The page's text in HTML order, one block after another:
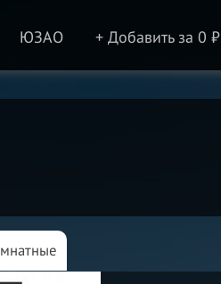
ЮЗАО + Добавить за 0 ₽